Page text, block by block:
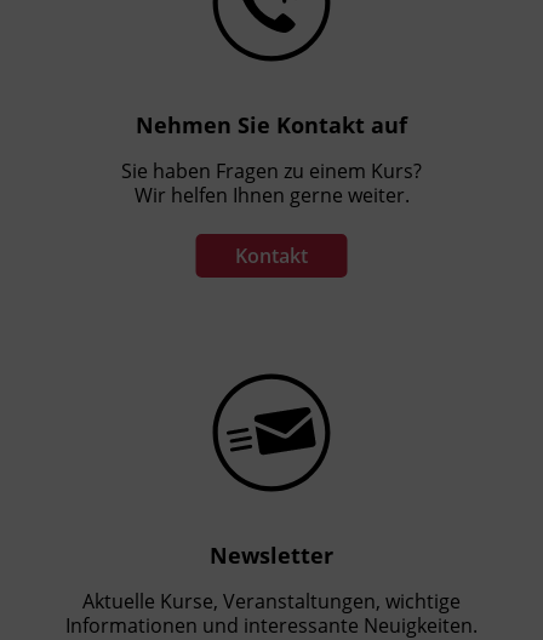
Nehmen Sie Kontakt auf
Sie haben Fragen zu einem Kurs?
Wir helfen Ihnen gerne weiter.
Kontakt
Newsletter
Aktuelle Kurse, Veranstaltungen, wichtige
Informationen und interessante Neuigkeiten.